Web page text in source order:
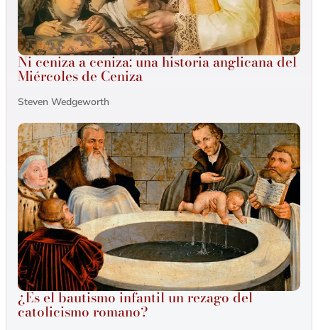
Ni ceniza a ceniza: una historia anglicana del
Miércoles de Ceniza
Steven Wedgeworth
¿Es el bautismo infantil un rezago del
catolicismo romano?